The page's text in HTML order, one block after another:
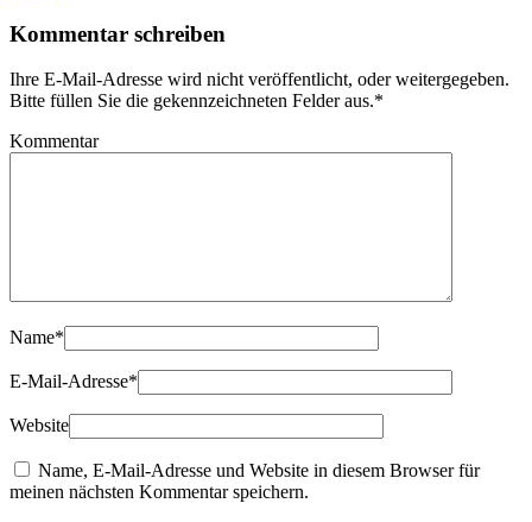
Kommentar schreiben
Ihre E-Mail-Adresse wird nicht veröffentlicht, oder weitergegeben.
Bitte füllen Sie die gekennzeichneten Felder aus.*
Kommentar
Name*
E-Mail-Adresse*
Website
Name, E-Mail-Adresse und Website in diesem Browser für
meinen nächsten Kommentar speichern.